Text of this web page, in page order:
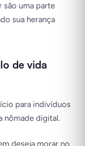
são uma parte
sua herança
de vida
para indivíduos
nômade digital.
deseja morar no